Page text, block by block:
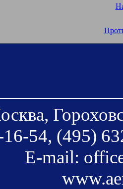
54, (495)
E-mail: